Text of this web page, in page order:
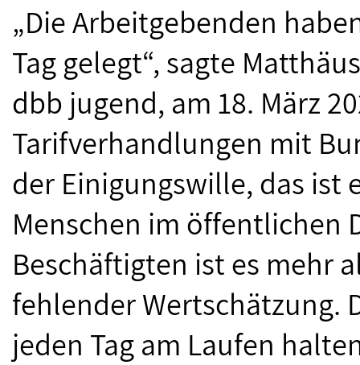
„Die Arbeitgebenden
Tag gelegt“, sagte
dbb jugend, am 18. März
Tarifverhandlungen mit
der Einigungswille, das ist
Menschen im öffentlichen
Beschäftigten ist es mehr
fehlender Wertschätzung.
jeden Tag am Laufen